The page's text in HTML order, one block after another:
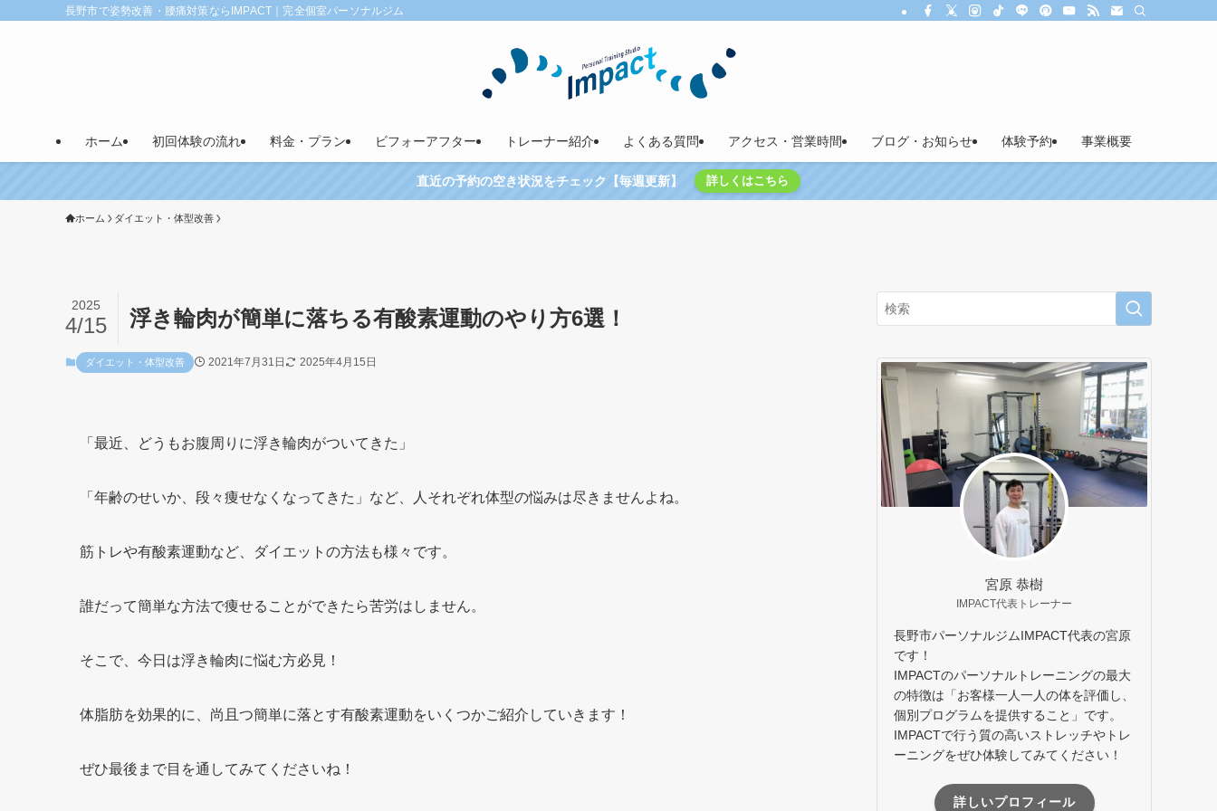
長野市で姿勢改善・腰痛対策ならIMPACT｜完全個室パーソナルジム
ホーム 初回体験の流れ 料金・プラン ビフォーアフター トレーナー紹介 よくある質問 アクセス・営業時間 ブログ・お知らせ 体験予約 事業概要
直近の予約の空き状況をチェック【毎週更新】 詳しくはこちら
ホーム ダイエット・体型改善
浮き輪肉が簡単に落ちる有酸素運動のやり方6選！
2025
4/15
ダイエット・体型改善 2021年7月31日 2025年4月15日
「最近、どうもお腹周りに浮き輪肉がついてきた」
「年齢のせいか、段々痩せなくなってきた」など、人それぞれ体型の悩みは尽きませんよね。
筋トレや有酸素運動など、ダイエットの方法も様々です。
誰だって簡単な方法で痩せることができたら苦労はしません。
そこで、今日は浮き輪肉に悩む方必見！
体脂肪を効果的に、尚且つ簡単に落とす有酸素運動をいくつかご紹介していきます！
ぜひ最後まで目を通してみてくださいね！
宮原 恭樹
IMPACT代表トレーナー
長野市パーソナルジムIMPACT代表の宮原
です！
IMPACTのパーソナルトレーニングの最大
の特徴は「お客様一人一人の体を評価し、
個別プログラムを提供すること」です。
IMPACTで行う質の高いストレッチやトレ
ーニングをぜひ体験してみてください！
詳しいプロフィール